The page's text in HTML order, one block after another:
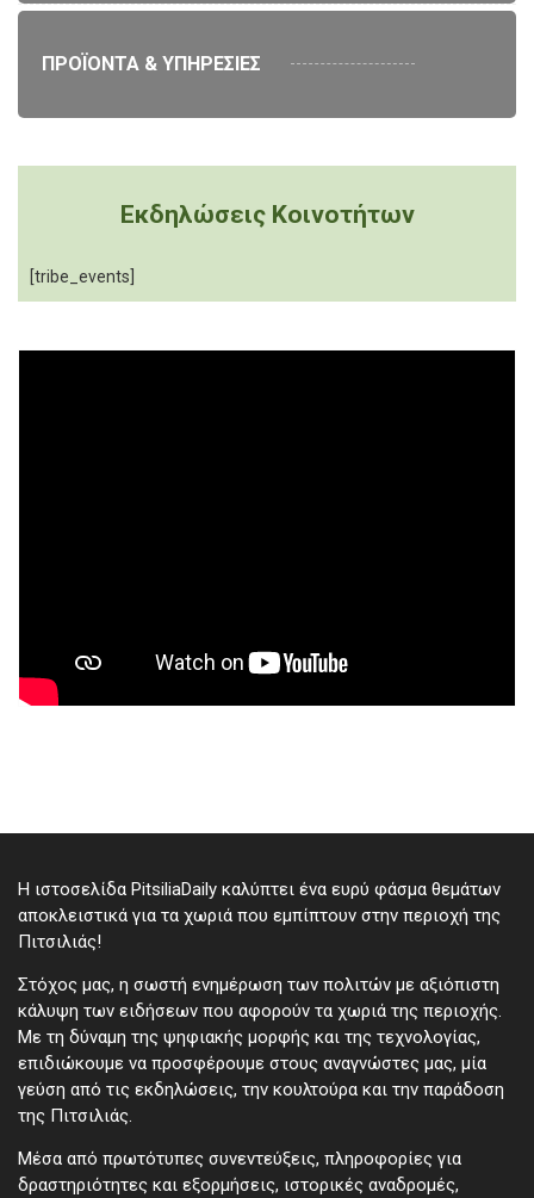
ΠΡΟΪΟΝΤΑ & ΥΠΗΡΕΣΙΕΣ
Εκδηλώσεις Κοινοτήτων
[tribe_events]
Η ιστοσελίδα PitsiliaDaily καλύπτει ένα ευρύ φάσμα θεμάτων
αποκλειστικά για τα χωριά που εμπίπτουν στην περιοχή της
Πιτσιλιάς!
Στόχος μας, η σωστή ενημέρωση των πολιτών με αξιόπιστη
κάλυψη των ειδήσεων που αφορούν τα χωριά της περιοχής.
Με τη δύναμη της ψηφιακής μορφής και της τεχνολογίας,
επιδιώκουμε να προσφέρουμε στους αναγνώστες μας, μία
γεύση από τις εκδηλώσεις, την κουλτούρα και την παράδοση
της Πιτσιλιάς.
Μέσα από πρωτότυπες συνεντεύξεις, πληροφορίες για
δραστηριότητες και εξορμήσεις, ιστορικές αναδρομές,